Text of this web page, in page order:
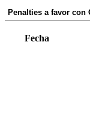
Penalties a favor con
Fecha